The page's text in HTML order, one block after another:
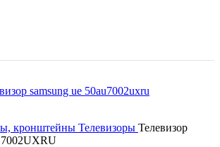
кронштейны Телевизоры Телевизор